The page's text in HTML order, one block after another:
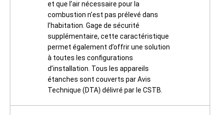
et que l’air nécessaire pour la
combustion n’est pas prélevé dans
l’habitation. Gage de sécurité
supplémentaire, cette caractéristique
permet également d’offrir une solution
à toutes les configurations
d’installation. Tous les appareils
étanches sont couverts par Avis
Technique (DTA) délivré par le CSTB.